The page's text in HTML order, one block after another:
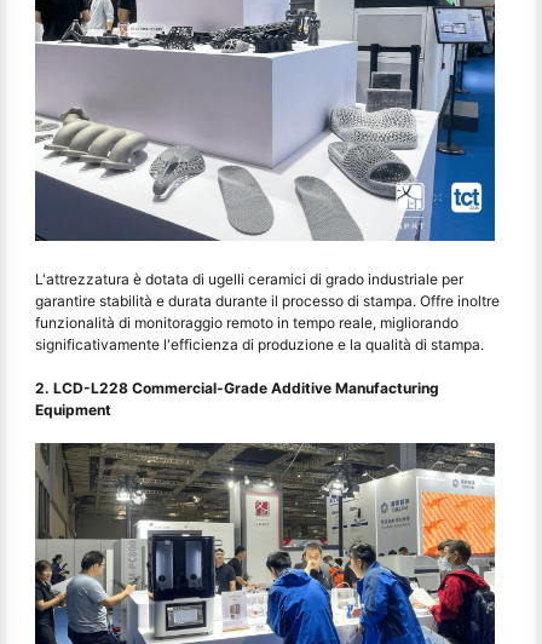
L'attrezzatura è dotata di ugelli ceramici di grado industriale per
garantire stabilità e durata durante il processo di stampa. Offre inoltre
funzionalità di monitoraggio remoto in tempo reale, migliorando
significativamente l'efficienza di produzione e la qualità di stampa.
2. LCD-L228 Commercial-Grade Additive Manufacturing
Equipment